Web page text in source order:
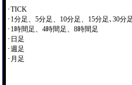
･TICK
･1分足、5分足、10分足、15分足､30分
･1時間足、4時間足、8時間足
･日足
･週足
･月足